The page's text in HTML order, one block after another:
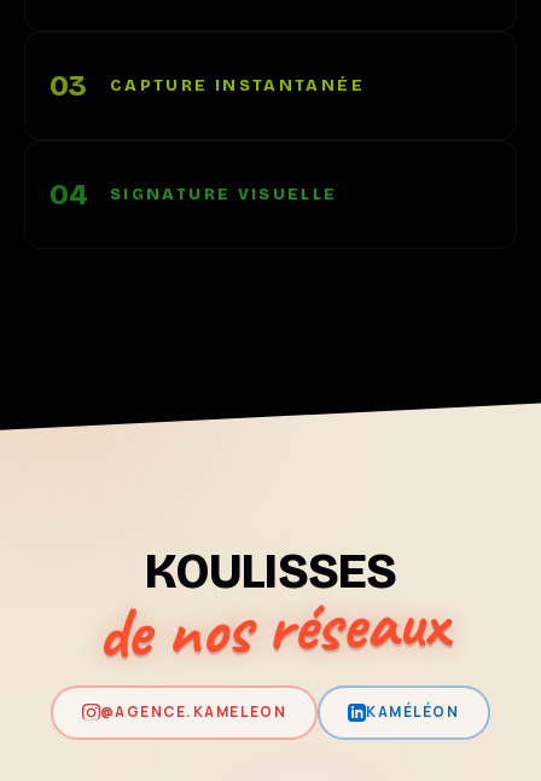
03 CAPTURE INSTANTANÉE
04 SIGNATURE VISUELLE
KOULISSES
de nos réseaux
@AGENCE.KAMELEON KAMÉLÉON